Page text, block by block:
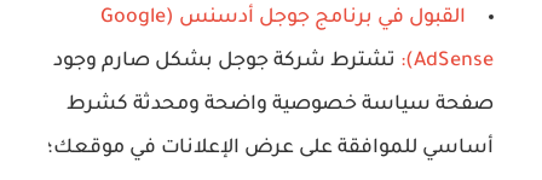
القبول في برنامج جوجل أدسنس (Google
AdSense):
تشترط شركة جوجل بشكل صارم وجود
صفحة سياسة خصوصية واضحة ومحدثة كشرط
أساسي للموافقة على عرض الإعلانات في موقعك؛